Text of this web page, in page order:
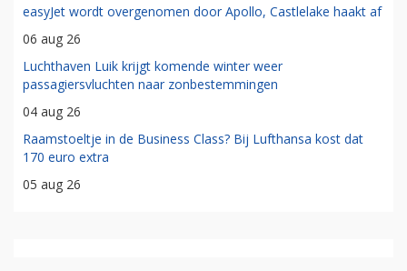
easyJet wordt overgenomen door Apollo, Castlelake haakt af
06 aug 26
Luchthaven Luik krijgt komende winter weer
passagiersvluchten naar zonbestemmingen
04 aug 26
Raamstoeltje in de Business Class? Bij Lufthansa kost dat
170 euro extra
05 aug 26